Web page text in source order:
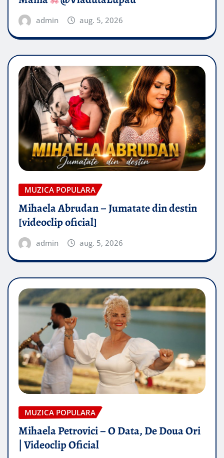
admin aug. 5, 2026
MUZICA POPULARA
Mihaela Abrudan – Jumatate din destin
[videoclip oficial]
admin aug. 5, 2026
MUZICA POPULARA
Mihaela Petrovici – O Data, De Doua Ori
| Videoclip Oficial